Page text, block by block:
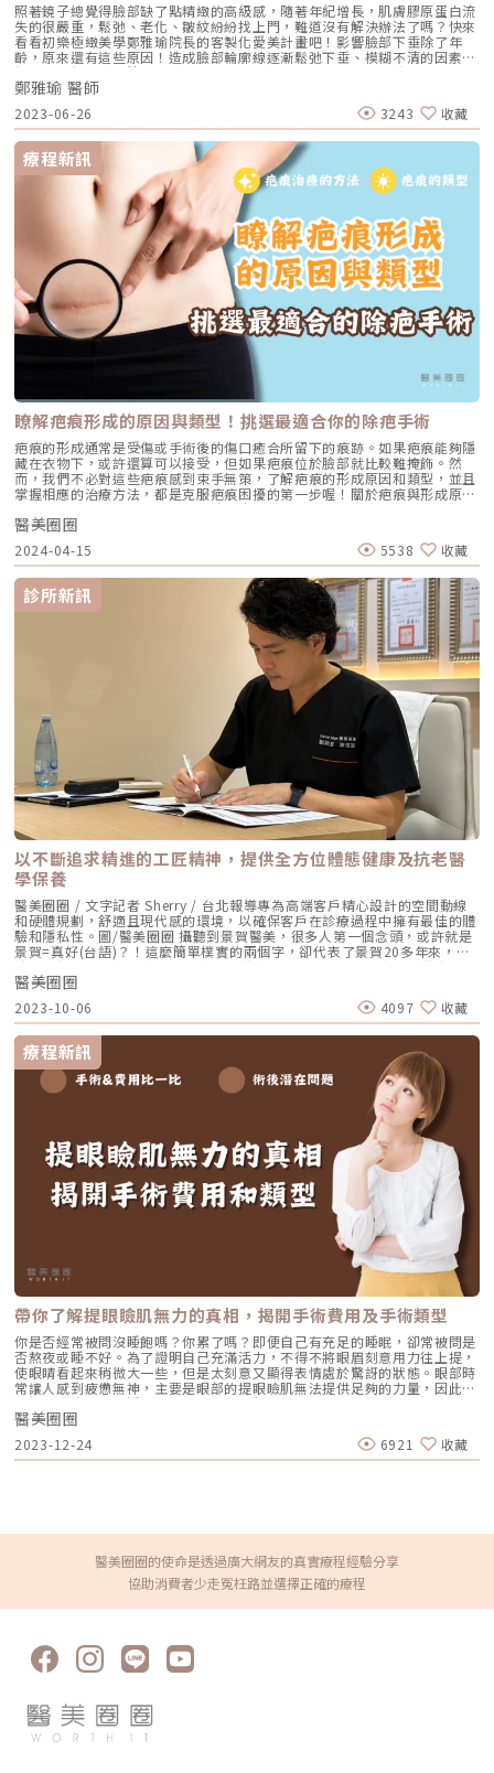
照著鏡子總覺得臉部缺了點精緻的高級感，隨著年紀增長，肌膚膠原蛋白流
失的很嚴重，鬆弛、老化、皺紋紛紛找上門，難道沒有解決辦法了嗎？快來
看看初樂極緻美學鄭雅瑜院長的客製化愛美計畫吧！影響臉部下垂除了年
齡，原來還有這些原因！造成臉部輪廓線逐漸鬆弛下垂、模糊不清的因素有
很多，我們可以先簡單二分為先天因素及後天因素：先天因素隨著年齡增
長，膠原蛋白日漸流失，臉部肌膚會逐漸失去膨潤及彈性，臉部出現細紋、
輪廓線變的鬆垮下垂等老化現象都會開始出現。後天因素除了先天因素-老
化之外，日常生活中的錯誤習慣，像是長時間低頭滑手機、慣性托腮、長期
熬夜作息不正常……等，都會加劇臉部的下垂跡象。綜合上述我們可以得
知，臉部鬆弛下垂無法避免，只是來的快或慢而已，我們終究得面對這個問
題，即使避無可避，但我們會有辦法可以解決並改善它的！下面就讓我們來
介紹該如何改善臉部鬆、垮、垂的辦法，輕鬆打造出超匿齡的幼態臉。電波
拉皮解決臉部鬆垮很有感近年來相當熱門大勢、貴婦們紛紛搶著打的電波拉
皮，便是有效改善臉部老態的得力助手！電波拉皮的作用原理，是採3D容
積式立體加熱的方式，大面積的全層加熱至肌膚真皮層深處，以電波熱能來
刺激膠原蛋白、彈力蛋白修復新生，以達到緊緻拉提、抗皺撫紋之療效。施
打完電波拉皮後所感受到的療效，會依個人老化程度及時間長短而有所差
異：第一重療效—施打完當下膠原蛋白遇熱刺激會收縮，施打完成當下即可
感受到立即性的緊緻效果。第二重療效—術後持續新生膠原蛋白電波拉皮療
程施打完成後，會持續性地促使膠原蛋白新生與重建。療程術後約2～4週：
能感受到老態得到改善，逐漸看到效果；膠原蛋白會持續生長，並且效果會
愈來愈明顯。療程術後約3～6個月：療效達到顛峰期，並且其效果大約可維
持6～12個月以上。揮別臉部鬆垮了然後呢？初樂1+1套裝版美型計畫，讓
臉蛋美的更精緻然而有些臉部老化問題並非單一療程可以解決，除了施打電
波拉皮之外，若想更進一步的追求精緻臉蛋，建議可採用複合式療程合併治
療，初樂極緻美學診所特為有此需求的求美者們訂定了許多1+1雙管齊下的
套裝板美型計畫，滿足您的各式需求！鳳凰電波 + 玻尿酸/舒顏萃/艾麗斯施
打電波拉皮搭配注射「玻尿酸填充」或「膠原蛋白增生劑」，可以改善深層
的骨架、組織流失造成的凹陷，例如淚溝凹陷、或是臉頰過度老化導致的嚴
重凹陷等，都可以透過這樣搭配的複合式治療來改善，達到柔和臉部細紋、
喚醒澎彈肌之療效。鳳凰電波 + 肉毒桿菌咀嚼肌過於發達會導致臉部線條僵
硬形成國字臉、還有一些動態紋路例如抬頭紋、法令紋……等，都可以透過
施打「肉毒桿菌」來得到改善。施打電波拉皮搭配肉毒桿菌，可精雕臉部線
條，使臉部輪廓更加柔順，紋路也能減少，是微調女神臉型的絕佳方案。鳳
凰電波 + Ｑ+立線音波因為電波拉皮的作用深度僅能達到真皮層深處，若是
更深層的筋膜層鬆弛問題，便需要施打「音波拉提」來解決，透過電音雙波
合併治療，可全面拉提緊緻肌膚各層次，強化膠原蛋白增生功效，也可更深
層的打擊歲月痕跡。初樂極緻美學診所的鄭雅瑜院長，在注射拉提、微整施
作的領域已擁有數年的臨床實作施打經歷，對於美感及品質也相當的有追
求，在施作每位求美者的過程中，所有細節都會無微不至的照顧到，一點都
不馬虎。致力於提供每位求美者最專業、貼心、細心的醫美體驗，若想追求
臉部精緻的高級感，交給我們準沒錯！
鄭雅瑜 醫師
2023-06-26 3243 收藏
療程新訊
瞭解疤痕形成的原因與類型！挑選最適合你的除疤手術
疤痕的形成通常是受傷或手術後的傷口癒合所留下的痕跡。如果疤痕能夠隱
藏在衣物下，或許還算可以接受，但如果疤痕位於臉部就比較難掩飾。然
而，我們不必對這些疤痕感到束手無策，了解疤痕的形成原因和類型，並且
掌握相應的治療方法，都是克服疤痕困擾的第一步喔！關於疤痕與形成原因
疤痕不同於痘疤、色素沉澱所導致的皮膚問題。疤痕是指由外傷，如交通事
故、意外或手術引起的傷口所新生的皮膚組織。在醫學上，疤痕的形成主要
是因為當身體受傷後，為了修復受損的組織，會迅速增生膠原蛋白。膠原蛋
白排列得比原本的皮膚更混亂，並且增生過度，導致形成一種阻礙，這就是
疤痕的形成原因。疤痕的類型有哪些？ 表面性疤痕指的是皮膚上的色素沉
澱和類似疤痕的痕跡，但其實皮膚的表皮和真皮並未受到實質性的損傷。例
如，被蚊蟲叮咬後留下的紅腫就是一種表面性疤痕，而不是真正形成疤痕的
成因。這種痕跡會隨著時間逐漸淡化，因為身體會漸漸調整血管增生的部
位，恢復到原本的狀態。 萎縮形疤痕當原本支撐皮膚的組織流失後，皮膚
受傷的部位膠原蛋白、皮下組織的支撐力量就缺乏承受壓力，無法維持受傷
區域的形狀。這種情況通常出現在傷口已經痊癒，但持續受到拉扯或壓力，
尤其是在關節附近，例如，水痘或燒傷造成的疤痕就是一個常見的例子。
肥厚型疤痕及蟹足腫蟹足腫和肥厚性疤痕的外觀和成因相似，有時候甚至難
以憑外觀區分。但肥厚性疤痕只會在原本受傷的地方，而且可能會漸漸變
小。但蟹足腫不同，它會向周圍蔓延，形成類似螃蟹腳的病變，並且不會隨
時間變小。當傷口癒合時，會生成過多的膠原蛋白，導致真皮組織變得混
亂、凸出，造成紅紅硬硬、無毛、會癢、會痛的疤痕。如果經常抓或摩擦，
就會像螃蟹腳一樣蔓延，超出原本傷口的範圍，就是我們常說得「蟹足
腫」。有些人從小在手臂上注射卡介苗的地方，成年後可能會擴展，呈現出
紅色的突起疤痕，這就是蟹足腫的一種表現。疤痕治療的5大方法治療疤痕
通常會使用物理、藥物、雷射或手術等方法來恢復皮膚組織。治療方式視疤
痕程度而定。例如，在處理新傷口時，可以注射含有類固醇的消疤針，軟化
疤痕，防止它擴大。對於嚴重外傷造成的疤痕，可以考慮疤痕整形手術來美
化疤痕。此外，雷射除疤常用於治療痘疤，果酸換膚也是一種治療方法。整
形手術也可用於改善疤痕外觀。 按摩按摩對肥厚或硬的疤痕有軟化的作
用，但無法完全消除疤痕。此外，手術後的患部縫合，患者可在疤痕形成之
前選用美容膠帶、除疤凝膠等產品來預防疤痕的形成。 類固醇與雷射治療
疤痕通常要看時間點，一般來說，在傷口癒合後的第1個月左右，這時血管
生成較為活躍，建議諮詢醫師並接受局部類固醇注射和雷射治療，來治療疤
痕。實際上，疤痕算是一種發炎的情況，因為在過程中血管會增生。而類固
醇的主要作用是抗發炎，所以透過注射類固醇可以阻止血管的增生，如此一
來就不太容易出現發紅、癢的情況，同時疤痕也會逐漸變得成熟，不再腫
脹。雷射的作用原理與上述相近，雷射能夠使血管收縮，防止疤痕不斷增
生。雷射有許多種類，其中，疤痕大多選用的是染料雷射，用來對抗微血管
的新生。此外，點狀雷射，如飛梭雷射，適合處理凹凸不平的疤痕，讓皮膚
表面變得平坦。 手術主要做法是將原本不理想的疤痕組織移除，然後重新
進行精細縫合。這種方法比較適用於肥厚性疤痕。 放射治療和冷凍治療通
常這些方法都是應對較為嚴重的情況，也是針對蟹足腫最常看到的改善方
式。冷凍治療是利用液態氮點在疤痕上，讓組織受損並脫落。不過，治療過
程會感到相當的疼痛，且較適用於小範圍的疤痕。治療後，疤痕處的色素可
能會脫落，變成白色，但也有可能會重新長出來。 微針劑注射注射玻尿酸
和膠原蛋白來填補組織，主要是治療凹陷疤痕的一種方法。無論是什麼原
因，疤痕總是令人困擾，除非是極淺的表皮傷口，否則皮膚割傷或手術傷口
幾乎都會留下疤痕。雖然現在的醫學技術已經相當先進，但無法做到完全去
除疤痕。然而，我們不應該感到灰心！手術、藥物和雷射等治療方式雖然不
能讓疤痕消失，但能夠幫助改善、淡化疤痕的外觀，讓疤痕不再那麼明顯。
因此，雖然疤痕還是會繼續存在，但我們還是可以找到方法，讓它們不再成
為生活中的困擾。★溫馨提醒★小編要提醒大家，醫療並非單純的商業交
易，所有的療程都伴隨著風險。因此，作為消費者應該謹慎選擇合適的醫療
方案，以確保安全與健康。
醫美圈圈
2024-04-15 5538 收藏
診所新訊
以不斷追求精進的工匠精神，提供全方位體態健康及抗老醫
學保養
醫美圈圈 / 文字記者 Sherry / 台北報導專為高端客戶精心設計的空間動線
和硬體規劃，舒適且現代感的環境，以確保客戶在診療過程中擁有最佳的體
驗和隱私性。圖/醫美圈圈 攝聽到景賀醫美，很多人第一個念頭，或許就是
景賀=真好(台語)？！這麼簡單樸實的兩個字，卻代表了景賀20多年來，堅
持匠心獨具的「醫美職人」精神，不斷追求更精進的醫療水準，提供由內到
外全方位抗老化醫學保養」，讓每個踏進景賀的客人，都能撕掉年齡的標
籤，活出最美的自己！沒有工匠精神，肯定做不好醫美職人！完整的全方位
抗老化醫學保養，解密你的逆齡肌因，開啟精準美學之旅。圖/醫美圈圈 攝
什麼是工匠精神？就是追求極致的精神！專業、專注、精益求精，這也是景
賀從第一代傳承到第二代，不變的堅持。在景賀任職超過16年，療程經驗豐
富的副院長陳信志醫師，就見證了景賀的變與不變。「很多客人你根本就看
不出她的年齡」，外表看起來像3、40歲的熟女，轉眼就幫她剛從美國回來
的孫女預約看診；前幾天他還幫一位70多歲的大姊做微整型，幫她維持最好
的樣態。客人中還有年逾80的超熟齡族，客戶的年齡層跨度很大，「這也是
深耕民生社區多年的景賀，很不一樣的地方。」變的是年齡，不變的是美
麗。尤其看到這些1、20年來都選擇在景賀維持肌齡、雕琢體態的客人，還
有無數經過口耳相傳，甚至遠從中南部來的輕、熟齡客人，陳信志認為「信
任這件事情在醫療上我覺得還蠻重要的」，因為你一定是看到別人做的效果
好，然後才會起心動念來嘗試，也正是基於這種追求極致、做到最好的工匠
精神，讓他們選擇相信景賀。「醫」與「美」加「健檢」，真正落實全方位
美麗與健康在景賀任職超過16年，療程經驗豐富的副院長陳信志醫師表示，
景賀是「醫」與「美」兼具，讓客人由內而外，自然地變美。圖/醫美圈圈
攝但伴隨現代健康意識抬頭，擁有緊緻、精實的體態，成為新美學。讓每個
不同階段的顧客，活得更美、更自信，也是所有景賀的醫美職人們不變的信
念。而能讓這群高端的客人，放心把自己和家人交給景賀，擁有專業醫療背
景的醫師群，以及具備健康檢查的專業能力，也是原因之一。在轉型成醫美
診所前，景賀是家相當知名的健檢診所，因此可以真正做到「醫」與「美」
結合。「我們在評估一個客人的狀態的時候，不會只是停留在外表」，例如
透過抽血檢驗，可以了解客戶的血脂、膽固醇、三酸甘油脂等狀況，再提供
最適當的建議。陳信志還曾遇過一位客人來諮詢，結果他直接建議客人先去
做甲狀腺檢查，也真的幫客戶提早發現問題，提早治療。後來客人非常感謝
景賀，也成為景賀最忠實的顧客。體態決定健康！EMSCULPT NEO減脂塑
肌，輕鬆練出馬甲線EMSCULPT NEO擁有專利熱磁雙科技，同步3效，同時
實現減脂、緊實和增肌，療程僅需30分鐘。圖/醫美圈圈 攝另一個景賀唯一
不變的地方，就是執行長創新求變的精神。「她在引進新的器材時，真的毫
不手軟！」副院長陳信志笑著說，只要有新的醫療器材，她就會想試一試，
試過之後覺得產品確實不錯，她就想要買回來，「所以你可以看到我們家其
EMSCULPT NEO不只適合產後腹部鬆垮的媽媽，想要減脂緊實、練腹肌的
運動人士、愛美一族，甚至是三高族、不愛運動的懶人族，都很適合。他進
一步說明，有些人即便是有運動習慣，但若沒有鍛鍊到核心肌群，或是練到
對的部位，脂肪就是減不掉；有些人體重控制的很好，但對局部線條就是不
HIFEM電磁技術可以深入皮下組織7公分，透過高強度聚焦電磁能量，搭配
級馬甲線！在健康層面上，還能提升基礎代謝率，打造易瘦體質，根據國際
期刊報告，證實還能減少內臟脂肪！他同時也會建議客戶在NEO療程之後，
可以運用EMBODY核心美力療程進行肌肉長期保養，打造高代謝體質，維持
水準，並提供全方位的抗老化醫學保養是Gene hope 景賀醫美執行長所堅
持的理念 圖/醫美圈圈 攝站在整合醫學的角度，景賀特別強調複合療程的重
要。複合療程包括飲食管理、適量運動、心理健康、睡眠管理、醫學監測、
醫美圈圈
2023-10-06 4097 收藏
療程新訊
帶你了解提眼瞼肌無力的真相，揭開手術費用及手術類型
你是否經常被問沒睡飽嗎？你累了嗎？即便自己有充足的睡眠，卻常被問是
否熬夜或睡不好。為了證明自己充滿活力，不得不將眼眉刻意用力往上提，
使眼睛看起來稍微大一些，但是太刻意又顯得表情處於驚訝的狀態。眼部時
常讓人感到疲憊無神，主要是眼部的提眼瞼肌無法提供足夠的力量，因此無
法撐開眼皮，建議透過提眼瞼肌手術進行改善，可以快速找回明亮的眼神。
或許有的讀者對於提眼肌相當陌生，接下來快速跟隨小編來科普提眼瞼肌無
力的根本原因、手術類型以及手術費用吧！關於提眼瞼肌手術提眼瞼肌主要
是掌控眼皮的肌肉，因此會影響每個人的雙眼皮和眼神。當提眼瞼肌無力
時，眼瞼無法自然張開，會使得雙眼大小看起來不一致，同時也給人一種疲
疲憊，甚至會出現大小眼的現象，如果影響到視線，手術可能是解決之道。
• 年齡增長：年齡增長會讓提眼瞼肌和眼瞼板因老化而發生變化，接合處
也隨之逐漸退化，最後造成眼皮下垂的現象。• 神經問題：患者本身腦神
式將提眼瞼肌筋膜和眼瞼板的地方固定，以解決無力問題。這項手術的優勢
在於傷口小、時間短、康復期短，且能與雙眼皮手術選擇一樣的縫合位置，
的苗勒式肌與結膜，然後再進行縫合，以提升眼皮的力量。手術優勢在於幾
乎無疤痕、傷口細小、不需拆線，有助於縮短恢復期，特別適用於中度眼瞼
下垂的情況。• 外開式提眼瞼肌：醫師會將內部的提眼瞼肌摺起或割除，
醫美圈圈
2023-12-24 6921 收藏
醫美圈圈的使命是透過廣大網友的真實療程經驗分享
協助消費者少走冤枉路並選擇正確的療程